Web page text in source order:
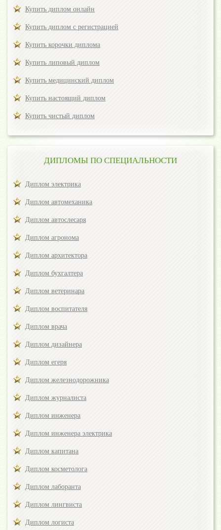
Купить диплом онлайн
Купить диплом с регистрацией
Купить корочки диплома
Купить липовый диплом
Купить медицинский диплом
Купить настоящий диплом
Купить чистый диплом
ДИПЛОМЫ ПО СПЕЦИАЛЬНОСТИ
Диплом электрика
Диплом автомеханика
Диплом автослесаря
Диплом агронома
Диплом архитектора
Диплом бухгалтера
Диплом ветеринара
Диплом воспитателя
Диплом врача
Диплом дизайнера
Диплом егеря
Диплом железнодорожника
Диплом журналиста
Диплом инженера
Диплом инженера электрика
Диплом капитана
Диплом косметолога
Диплом лаборанта
Диплом лингвиста
Диплом логиста